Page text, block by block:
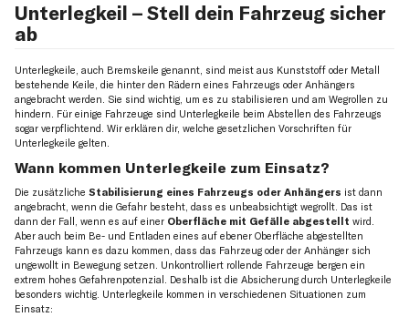
Unterlegkeil – Stell dein Fahrzeug sicher
ab
Unterlegkeile, auch Bremskeile genannt, sind meist aus Kunststoff oder Metall
bestehende Keile, die hinter den Rädern eines Fahrzeugs oder Anhängers
angebracht werden. Sie sind wichtig, um es zu stabilisieren und am Wegrollen zu
hindern. Für einige Fahrzeuge sind Unterlegkeile beim Abstellen des Fahrzeugs
sogar verpflichtend. Wir erklären dir, welche gesetzlichen Vorschriften für
Unterlegkeile gelten.
Wann kommen Unterlegkeile zum Einsatz?
Die zusätzliche Stabilisierung eines Fahrzeugs oder Anhängers ist dann
angebracht, wenn die Gefahr besteht, dass es unbeabsichtigt wegrollt. Das ist
dann der Fall, wenn es auf einer Oberfläche mit Gefälle abgestellt wird.
Aber auch beim Be- und Entladen eines auf ebener Oberfläche abgestellten
Fahrzeugs kann es dazu kommen, dass das Fahrzeug oder der Anhänger sich
ungewollt in Bewegung setzen. Unkontrolliert rollende Fahrzeuge bergen ein
extrem hohes Gefahrenpotenzial. Deshalb ist die Absicherung durch Unterlegkeile
besonders wichtig. Unterlegkeile kommen in verschiedenen Situationen zum
Einsatz: